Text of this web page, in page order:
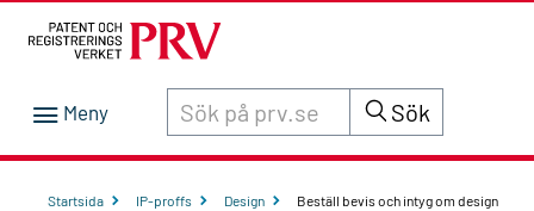
Sök innehåll på siten prv.se Sök
Startsida IP-proffs Design Beställ bevis och intyg om design